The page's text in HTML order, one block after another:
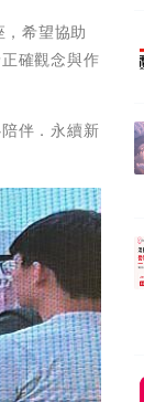
希望協助
確觀念與作
伴．永續新